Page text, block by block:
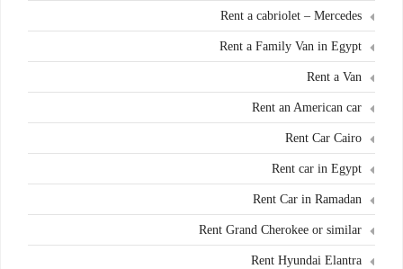
Rent a cabriolet – Mercedes
Rent a Family Van in Egypt
Rent a Van
Rent an American car
Rent Car Cairo
Rent car in Egypt
Rent Car in Ramadan
Rent Grand Cherokee or similar
Rent Hyundai Elantra